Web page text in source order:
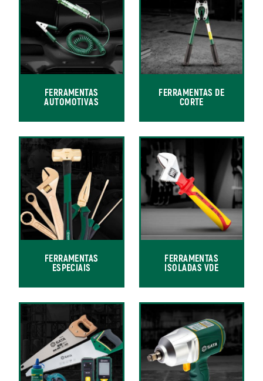
FERRAMENTAS
AUTOMOTIVAS
FERRAMENTAS DE
CORTE
FERRAMENTAS
ESPECIAIS
FERRAMENTAS
ISOLADAS VDE